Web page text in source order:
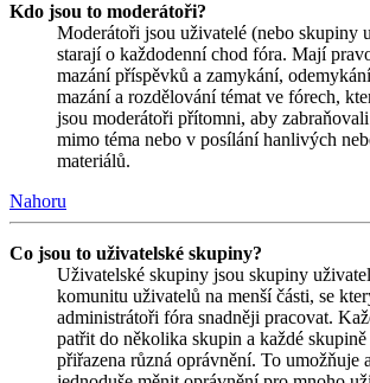
Kdo jsou to moderátoři?
Moderátoři jsou uživatelé (nebo skupiny
starají o každodenní chod fóra. Mají
mazání příspěvků a zamykání,
mazání a rozdělování témat ve fórech,
jsou moderátoři přítomni, aby
mimo téma nebo v posílání hanlivých
materiálů.
Nahoru
Co jsou to uživatelské skupiny?
Uživatelské skupiny jsou skupiny
komunitu uživatelů na menší části, se
administrátoři fóra snadněji pracovat.
patřit do několika skupin a každé
přiřazena různá oprávnění. To umožňuje